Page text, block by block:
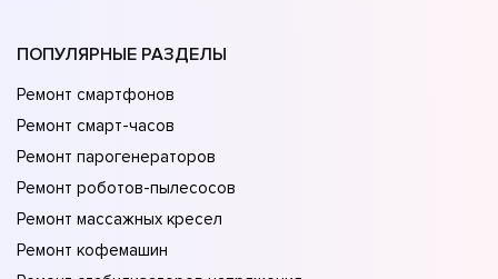
ПОПУЛЯРНЫЕ РАЗДЕЛЫ
Ремонт смартфонов
Ремонт смарт-часов
Ремонт парогенераторов
Ремонт роботов-пылесосов
Ремонт массажных кресел
Ремонт кофемашин